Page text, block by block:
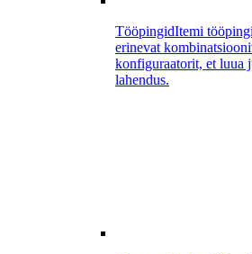
TööpingidItemi
erinevat
konfiguraatorit, et luua
lahendus.